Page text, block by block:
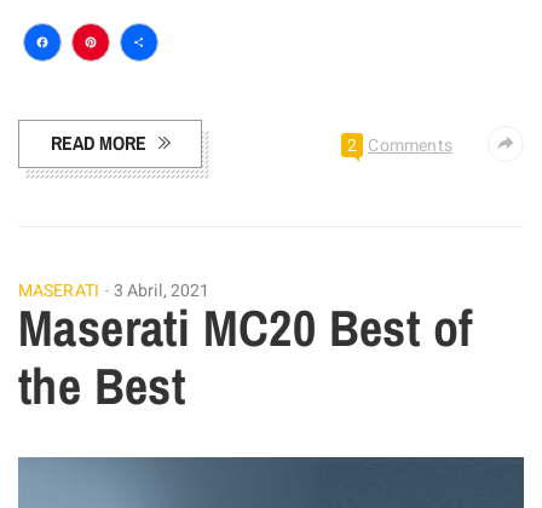
Facebook
Pinterest
Compartir
READ MORE 2 Comments
MASERATI 3 Abril, 2021
Maserati MC20 Best of
the Best